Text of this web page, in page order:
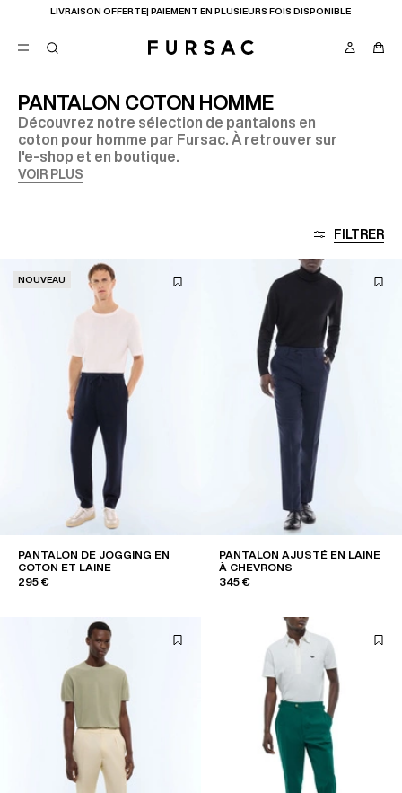
LIVRAISON OFFERTE| PAIEMENT EN PLUSIEURS FOIS DISPONIBLE
PANTALON COTON HOMME
Découvrez notre sélection de pantalons en
coton pour homme par Fursac. À retrouver sur
l'e-shop et en boutique.
VOIR PLUS
FILTRER
NOUVEAU
PANTALON DE JOGGING EN
COTON ET LAINE
295 €
PANTALON AJUSTÉ EN LAINE
À CHEVRONS
345 €
FAVORIS
COSTUMES
PANTALONS
BLOUSONS
LAST CHANCE